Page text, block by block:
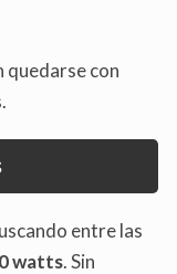
quedarse con
entre las
watts. Sin